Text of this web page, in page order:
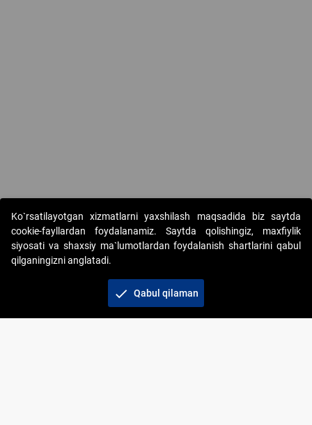
Copyright © 2017-2026. "Elektron onlayn-auksionlarni
tashkil etish" AJ. Barcha huquqlar himoyalangan
Ko`rsatilayotgan xizmatlarni yaxshilash maqsadida biz saytda
cookie-fayllardan foydalanamiz. Saytda qolishingiz, maxfiylik
siyosati va shaxsiy ma`lumotlardan foydalanish shartlarini qabul
qilganingizni anglatadi.
check Qabul qilaman